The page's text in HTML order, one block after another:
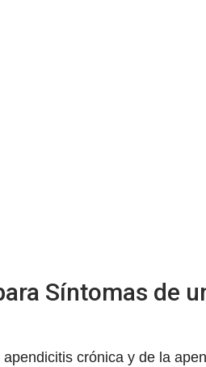
Síntomas de
crónica y de la